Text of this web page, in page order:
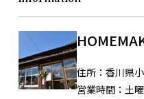
住所： 香川県
営業時間： 土